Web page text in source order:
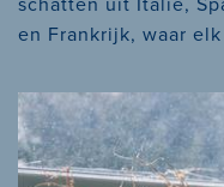
en Frankrijk, waar